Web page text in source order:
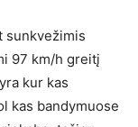
sunkvežimis
97 km/h greitį
kur kas
kas bandymuose